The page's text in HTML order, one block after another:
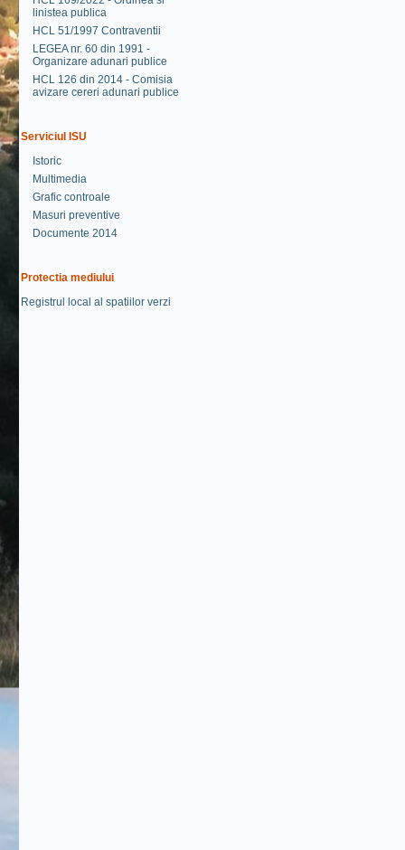
linistea publica
HCL 51/1997 Contraventii
LEGEA nr. 60 din 1991 -
Organizare adunari publice
HCL 126 din 2014 - Comisia
avizare cereri adunari publice
Serviciul ISU
Istoric
Multimedia
Grafic controale
Masuri preventive
Documente 2014
Protectia mediului
Registrul local al spatiilor verzi